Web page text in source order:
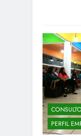
PERFIL